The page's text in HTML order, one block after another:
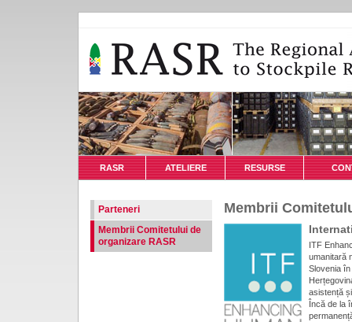
RASR ATELIERE RESURSE
Membrii
ITF
umanitară
Slovenia
asistență
Încă de la
Parteneri
Membrii Comitetului de
organizare RASR